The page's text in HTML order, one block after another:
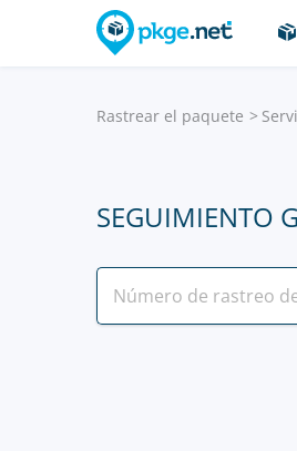
Rastrear el paquete
SEGUIMIENTO